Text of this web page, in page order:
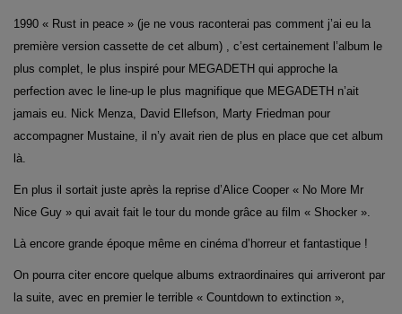
1990 « Rust in peace » (je ne vous raconterai pas comment j’ai eu la
première version cassette de cet album) , c’est certainement l’album le
plus complet, le plus inspiré pour MEGADETH qui approche la
perfection avec le line-up le plus magnifique que MEGADETH n’ait
jamais eu. Nick Menza, David Ellefson, Marty Friedman pour
accompagner Mustaine, il n’y avait rien de plus en place que cet album
là.
En plus il sortait juste après la reprise d’Alice Cooper « No More Mr
Nice Guy » qui avait fait le tour du monde grâce au film « Shocker ».
Là encore grande époque même en cinéma d’horreur et fantastique !
On pourra citer encore quelque albums extraordinaires qui arriveront par
la suite, avec en premier le terrible « Countdown to extinction »,